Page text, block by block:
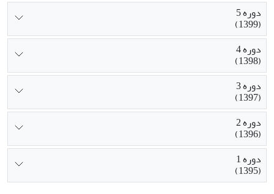
دوره 5
(1399)
دوره 4
(1398)
دوره 3
(1397)
دوره 2
(1396)
دوره 1
(1395)